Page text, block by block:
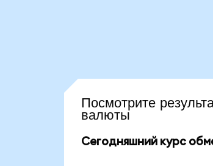
Посмотрите
валюты
Сегодняшний курс